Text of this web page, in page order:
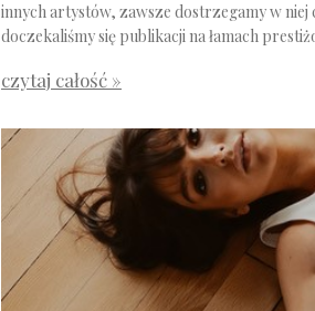
innych artystów, zawsze dostrzegamy w niej
doczekaliśmy się publikacji na łamach
czytaj całość »